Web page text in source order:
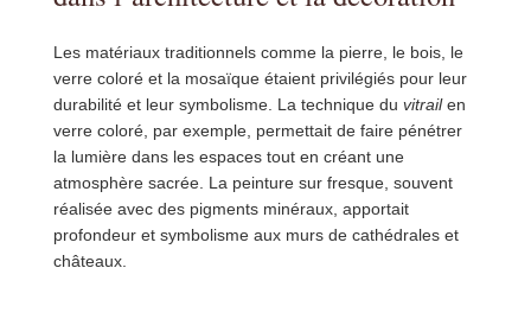
Les matériaux traditionnels comme la pierre, le bois, le
verre coloré et la mosaïque étaient privilégiés pour leur
durabilité et leur symbolisme. La technique du vitrailen
verre coloré, par exemple, permettait de faire pénétrer
la lumière dans les espaces tout en créant une
atmosphère sacrée. La peinture sur fresque, souvent
réalisée avec des pigments minéraux, apportait
profondeur et symbolisme aux murs de cathédrales et
châteaux.